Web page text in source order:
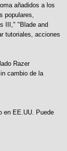
añadidos a los
populares,
III," "Blade and
tutoriales, acciones
Razer
cambio de la
en EE.UU. Puede